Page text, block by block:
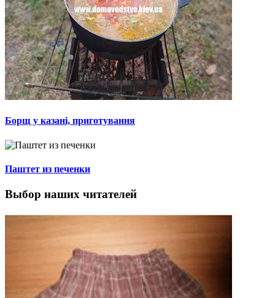
Борщ у казані, приготування
Паштет из печенки
Выбор наших читателей